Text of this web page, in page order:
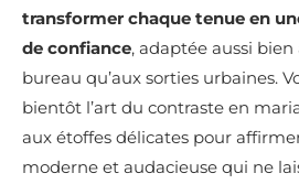
transformer chaque tenue en
de confiance, adaptée aussi
bureau qu’aux sorties urbaines.
bientôt l’art du contraste en
aux étoffes délicates pour
moderne et audacieuse qui ne